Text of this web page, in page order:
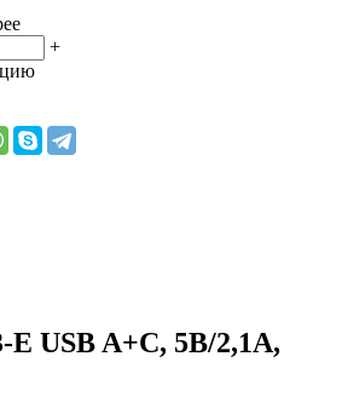
+
E USB A+С, 5В/2,1А,